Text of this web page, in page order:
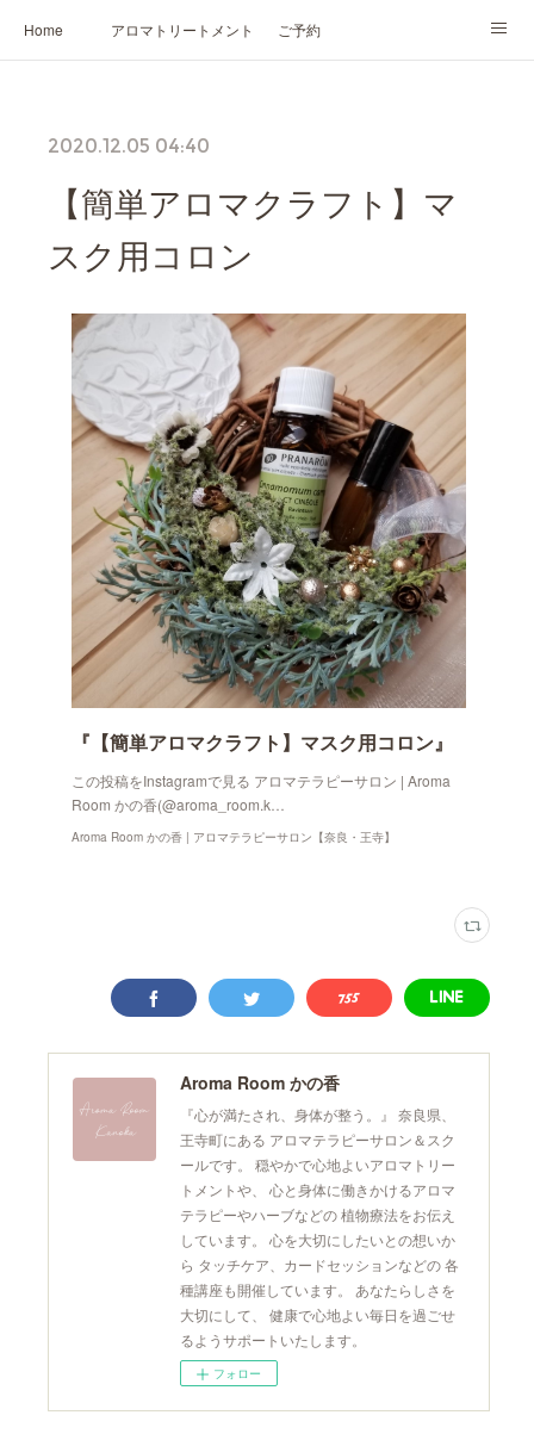
Home アロマトリートメント ご予約
プロフィール
2020.12.05 04:40
【簡単アロマクラフト】マ
スク用コロン
『【簡単アロマクラフト】マスク用コロン』
この投稿をInstagramで見る アロマテラピーサロン | Aroma
Room かの香(@aroma_room.k…
Aroma Room かの香 | アロマテラピーサロン【奈良・王寺】
Aroma Room かの香
『心が満たされ、身体が整う。』 奈良県、
王寺町にある アロマテラピーサロン＆スク
ールです。 穏やかで心地よいアロマトリー
トメントや、 心と身体に働きかけるアロマ
テラピーやハーブなどの 植物療法をお伝え
しています。 心を大切にしたいとの想いか
ら タッチケア、カードセッションなどの 各
種講座も開催しています。 あなたらしさを
大切にして、 健康で心地よい毎日を過ごせ
るようサポートいたします。
フォロー